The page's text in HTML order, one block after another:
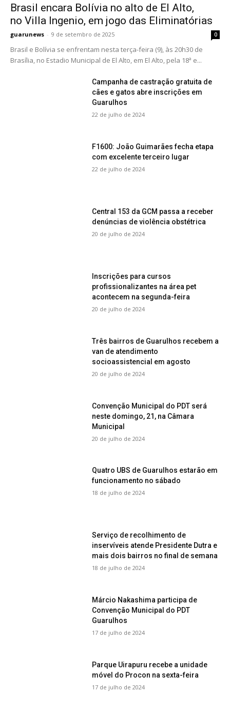
Brasil encara Bolívia no alto de El Alto,
no Villa Ingenio, em jogo das Eliminatórias
guarunews - 9 de setembro de 2025 0
Brasil e Bolívia se enfrentam nesta terça-feira (9), às 20h30 de
Brasília, no Estadio Municipal de El Alto, em El Alto, pela 18ª e...
Campanha de castração gratuita de
cães e gatos abre inscrições em
Guarulhos
22 de julho de 2024
F1600: João Guimarães fecha etapa
com excelente terceiro lugar
22 de julho de 2024
Central 153 da GCM passa a receber
denúncias de violência obstétrica
20 de julho de 2024
Inscrições para cursos
profissionalizantes na área pet
acontecem na segunda-feira
20 de julho de 2024
Três bairros de Guarulhos recebem a
van de atendimento
socioassistencial em agosto
20 de julho de 2024
Convenção Municipal do PDT será
neste domingo, 21, na Câmara
Municipal
20 de julho de 2024
Quatro UBS de Guarulhos estarão em
funcionamento no sábado
18 de julho de 2024
Serviço de recolhimento de
inservíveis atende Presidente Dutra e
mais dois bairros no final de semana
18 de julho de 2024
Márcio Nakashima participa de
Convenção Municipal do PDT
Guarulhos
17 de julho de 2024
Parque Uirapuru recebe a unidade
móvel do Procon na sexta-feira
17 de julho de 2024